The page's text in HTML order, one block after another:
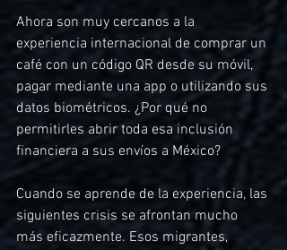
Ahora son muy cercanos a la
experiencia internacional de comprar un
café con un código QR desde su móvil,
pagar mediante una app o utilizando sus
datos biométricos. ¿Por qué no
permitirles abrir toda esa inclusión
financiera a sus envíos a México?
Cuando se aprende de la experiencia, las
siguientes crisis se afrontan mucho
más eficazmente. Esos migrantes,